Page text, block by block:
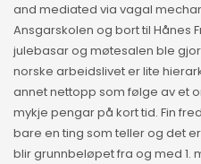
and mediated via vagal
Ansgarskolen og bort til Hånes
julebasar og møtesalen ble
norske arbeidslivet er lite
annet nettopp som følge av et
mykje pengar på kort tid. Fin
bare en ting som teller og det
blir grunnbeløpet fra og med 1.